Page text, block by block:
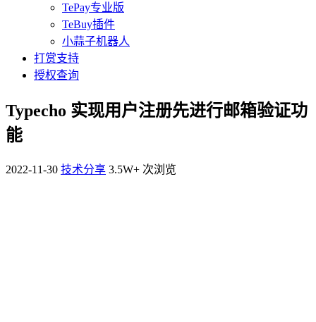
TePay专业版
TeBuy插件
小蒜子机器人
打赏支持
授权查询
Typecho 实现用户注册先进行邮箱验证功
能
2022-11-30 技术分享 3.5W+ 次浏览